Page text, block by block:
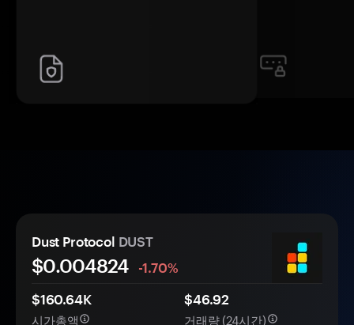
Dust Protocol DUST
$0.004824
-1.70%
$160.64K
시가총액
$46.92
거래량 (24시간)